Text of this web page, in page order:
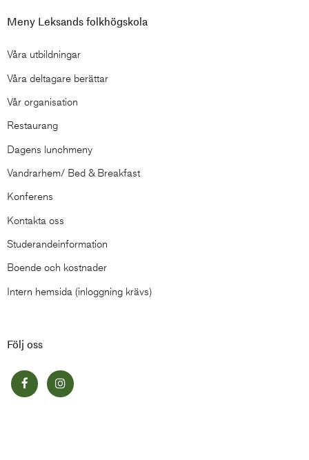
Meny Leksands folkhögskola
Våra utbildningar
Våra deltagare berättar
Vår organisation
Restaurang
Dagens lunchmeny
Vandrarhem/ Bed & Breakfast
Konferens
Kontakta oss
Studerandeinformation
Boende och kostnader
Intern hemsida (inloggning krävs)
Följ oss